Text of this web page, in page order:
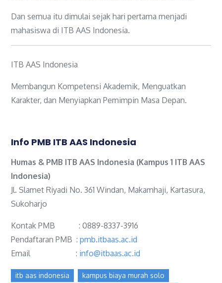
Dan semua itu dimulai sejak hari pertama menjadi
mahasiswa di ITB AAS Indonesia.
ITB AAS Indonesia
Membangun Kompetensi Akademik, Menguatkan
Karakter, dan Menyiapkan Pemimpin Masa Depan.
Info PMB ITB AAS Indonesia
Humas & PMB ITB AAS Indonesia (Kampus 1 ITB AAS
Indonesia)
Jl. Slamet Riyadi No. 361 Windan, Makamhaji, Kartasura,
Sukoharjo
Kontak PMB : 0889-8337-3916
Pendaftaran PMB :pmb.itbaas.ac.id
Email : info@itbaas.ac.id
itb aas indonesia
kampus biaya murah solo